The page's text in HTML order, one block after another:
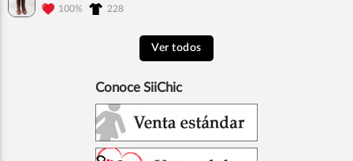
100%
228
Ver todos
Conoce SiiChic